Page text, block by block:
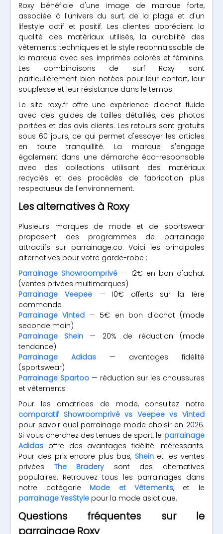
Roxy bénéficie d'une image de marque forte,
associée à l'univers du surf, de la plage et d'un
lifestyle actif et positif. Les clientes apprécient la
qualité des matériaux utilisés, la durabilité des
vêtements techniques et le style reconnaissable de
la marque avec ses imprimés colorés et féminins.
Les combinaisons de surf Roxy sont
particulièrement bien notées pour leur confort, leur
souplesse et leur résistance dans le temps.
Le site roxy.fr offre une expérience d'achat fluide
avec des guides de tailles détaillés, des photos
portées et des avis clients. Les retours sont gratuits
sous 60 jours, ce qui permet d'essayer les articles
en toute tranquillité. La marque s'engage
également dans une démarche éco-responsable
avec des collections utilisant des matériaux
recyclés et des procédés de fabrication plus
respectueux de l'environnement.
Les alternatives à Roxy
Plusieurs marques de mode et de sportswear
proposent des programmes de parrainage
attractifs sur parrainage.co. Voici les principales
alternatives pour votre garde-robe :
Parrainage Showroomprivé — 12€ en bon d'achat
(ventes privées multimarques)
Parrainage Veepee — 10€ offerts sur la 1ère
commande
Parrainage Vinted — 5€ en bon d'achat (mode
seconde main)
Parrainage Shein — 20% de réduction (mode
tendance)
Parrainage Adidas — avantages fidélité
(sportswear)
Parrainage Spartoo — réduction sur les chaussures
et vêtements
Pour les amatrices de mode, consultez notre
comparatif Showroomprivé vs Veepee vs Vinted
pour savoir quel parrainage mode choisir en 2026.
Si vous cherchez des tenues de sport, le parrainage
Adidas offre des avantages fidélité intéressants.
Pour des prix encore plus bas, Sheinet les ventes
privées The Bradery sont des alternatives
populaires. Retrouvez tous les parrainages dans
notre catégorie Mode et Vêtements, et le
parrainage YesStyle pour la mode asiatique.
Questions fréquentes sur le
parrainage Roxy